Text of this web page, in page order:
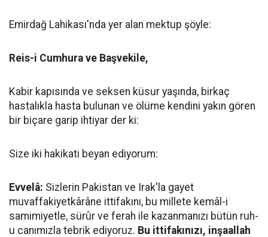
Emirdağ Lahikası'nda yer alan mektup şöyle:
Reis-i Cumhura ve Başvekile,
Kabir kapısında ve seksen küsur yaşında, birkaç
hastalıkla hasta bulunan ve ölüme kendini yakın gören
bir biçare garip ihtiyar der ki:
Size iki hakikati beyan ediyorum:
Evvelâ: Sizlerin Pakistan ve Irak'la gayet
muvaffakiyetkârâne ittifakını, bu millete kemâl-i
samimiyetle, sürûr ve ferah ile kazanmanızı bütün ruh-
u canımızla tebrik ediyoruz. Bu ittifakınızı, inşaallah